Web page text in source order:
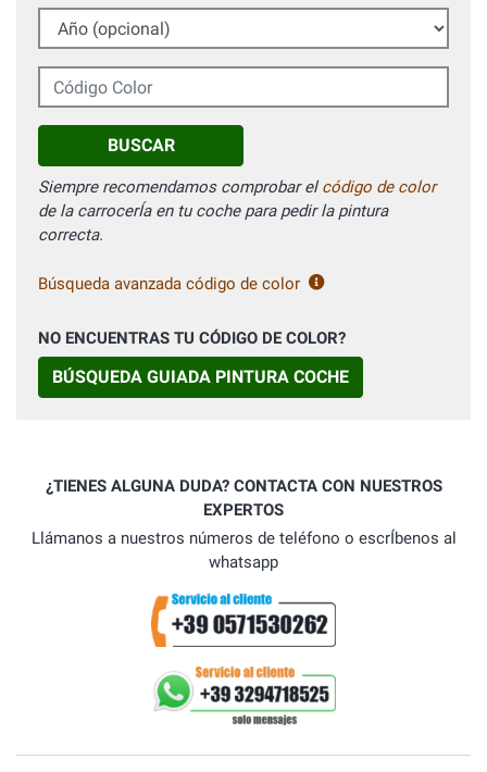
Año (opcional)
Código Color
BUSCAR
Siempre recomendamos comprobar elcódigo de color
de la carrocerÍa en tu coche para pedir la pintura
correcta.
Búsqueda avanzada código de color
NO ENCUENTRAS TU CÓDIGO DE COLOR?
BÚSQUEDA GUIADA PINTURA COCHE
¿TIENES ALGUNA DUDA? CONTACTA CON NUESTROS
EXPERTOS
Llámanos a nuestros números de teléfono o escrÍbenos al
whatsapp